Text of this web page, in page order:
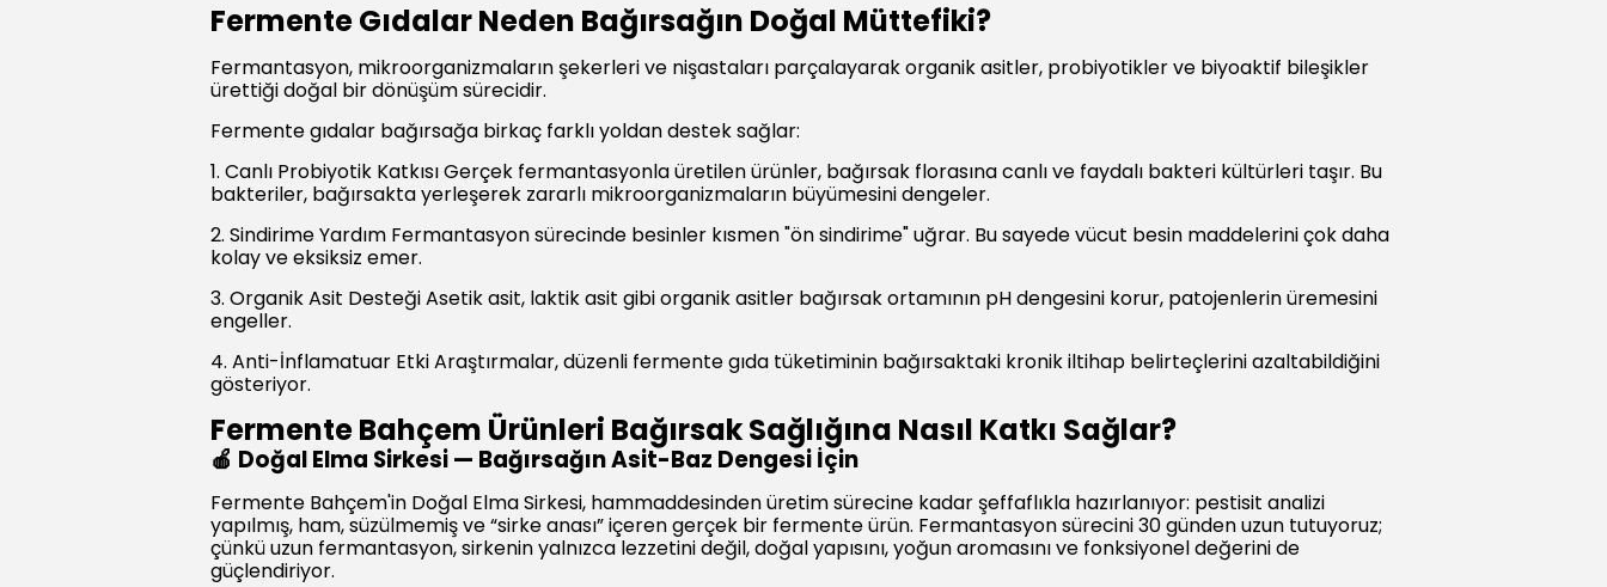
Fermente Gıdalar Neden Bağırsağın Doğal Müttefiki?
Fermantasyon, mikroorganizmaların şekerleri ve nişastaları parçalayarak organik asitler, probiyotikler ve biyoaktif bileşikler
ürettiği doğal bir dönüşüm sürecidir.
Fermente gıdalar bağırsağa birkaç farklı yoldan destek sağlar:
1. Canlı Probiyotik Katkısı Gerçek fermantasyonla üretilen ürünler, bağırsak florasına canlı ve faydalı bakteri kültürleri taşır. Bu
bakteriler, bağırsakta yerleşerek zararlı mikroorganizmaların büyümesini dengeler.
2. Sindirime Yardım Fermantasyon sürecinde besinler kısmen "ön sindirime" uğrar. Bu sayede vücut besin maddelerini çok daha
kolay ve eksiksiz emer.
3. Organik Asit Desteği Asetik asit, laktik asit gibi organik asitler bağırsak ortamının pH dengesini korur, patojenlerin üremesini
engeller.
4. Anti-İnflamatuar Etki Araştırmalar, düzenli fermente gıda tüketiminin bağırsaktaki kronik iltihap belirteçlerini azaltabildiğini
gösteriyor.
Fermente Bahçem Ürünleri Bağırsak Sağlığına Nasıl Katkı Sağlar?
🍎 Doğal Elma Sirkesi — Bağırsağın Asit-Baz Dengesi İçin
Fermente Bahçem'in Doğal Elma Sirkesi, hammaddesinden üretim sürecine kadar şeffaflıkla hazırlanıyor: pestisit analizi
yapılmış, ham, süzülmemiş ve “sirke anası” içeren gerçek bir fermente ürün. Fermantasyon sürecini 30 günden uzun tutuyoruz;
çünkü uzun fermantasyon, sirkenin yalnızca lezzetini değil, doğal yapısını, yoğun aromasını ve fonksiyonel değerini de
güçlendiriyor.